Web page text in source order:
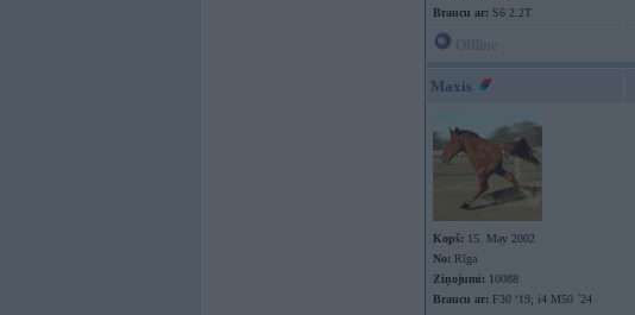
Braucu ar: S6 2.2T
Maxis
Kopš: 15. May 2002
No: Rīga
Ziņojumi: 10088
Braucu ar: F30 ‘19; i4 M50 `24